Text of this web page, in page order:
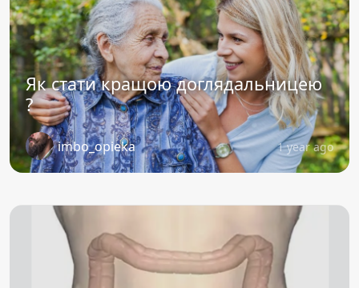
Як стати кращою доглядальницею
?
imbo_opieka 1 year ago